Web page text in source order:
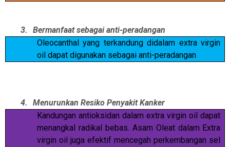
3.
Bermanfaat sebagai anti-peradangan
Oleocanthal yang terkandung didalam extra virgin
oil dapat digunakan sebagai anti-peradangan
4.
Menurunkan Resiko Penyakit Kanker
Kandungan antioksidan dalam extra virgin oil dapat
menangkal radikal bebas. Asam Oleat dalam Extra
virgin oil juga efektif mencegah perkembangan sel